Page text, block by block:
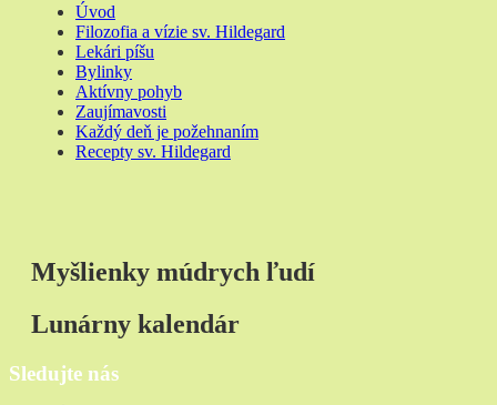
Úvod
Filozofia a vízie sv. Hildegard
Lekári píšu
Bylinky
Aktívny pohyb
Zaujímavosti
Každý deň je požehnaním
Recepty sv. Hildegard
Myšlienky múdrych ľudí
Lunárny kalendár
Sledujte nás